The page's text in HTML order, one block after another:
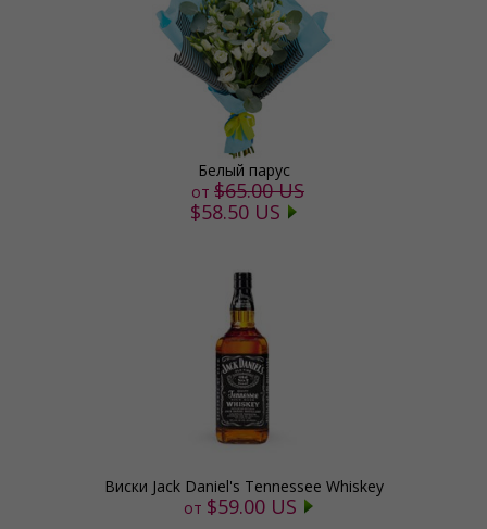
Белый парус
от $65.00 US
$58.50 US
Виски Jack Daniel's Tennessee Whiskey
от $59.00 US